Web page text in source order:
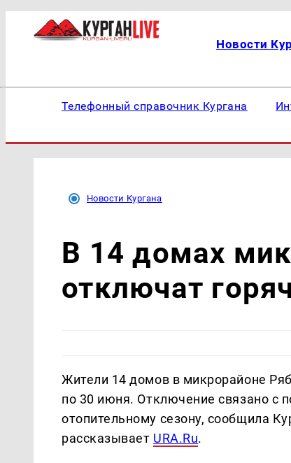
Новости
Телефонный справочник Кургана
Новости Кургана
В 14 домах
отключат
Жители 14 домов в микрорайоне
по 30 июня. Отключение связано с
отопительному сезону, сообщила
рассказывает URA.Ru.